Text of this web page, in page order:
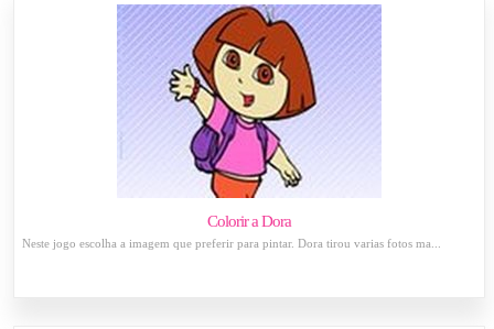
Colorir a Dora
Neste jogo escolha a imagem que preferir para pintar. Dora tirou varias fotos ma...